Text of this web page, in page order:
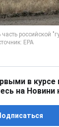
в курсе
на Новини